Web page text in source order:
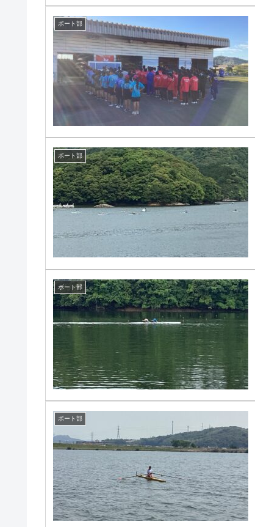
ボート部
ボート部
ボート部
ボート部